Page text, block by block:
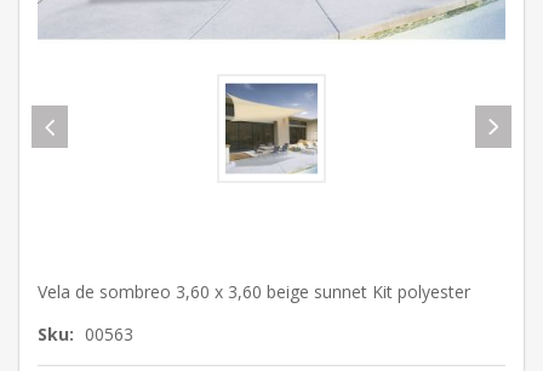
Vela de sombreo 3,60 x 3,60 beige sunnet Kit polyester
Sku: 00563